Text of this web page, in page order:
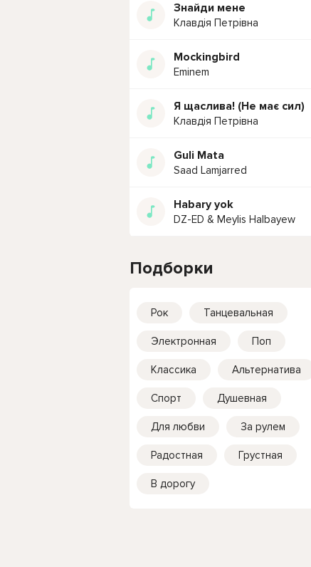
Знайди мене
Клавдія Петрівна
Mockingbird
Eminem
Я щаслива! (Не має сил)
Клавдія Петрівна
Guli Mata
Saad Lamjarred
Habary yok
DZ-ED & Meylis Halbayew
Подборки
Рок Танцевальная
Электронная Поп
Классика Альтернатива
Спорт Душевная
Для любви За рулем
Радостная Грустная
В дорогу